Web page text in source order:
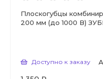
Плоскогубцы
200 мм (до 1000 В)
Доступно к заказу